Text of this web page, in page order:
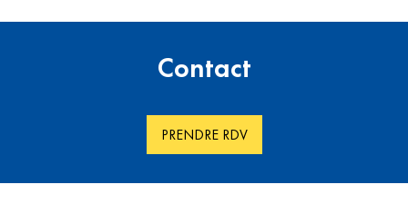
Contact
PRENDRE RDV